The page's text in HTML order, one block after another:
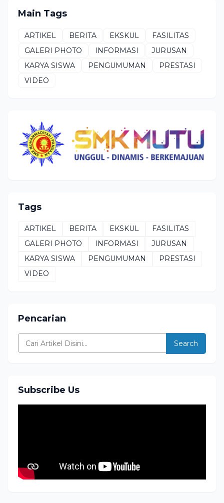
Main Tags
ARTIKEL BERITA EKSKUL
FASILITAS
GALERI PHOTO
INFORMASI
JURUSAN
KARYA SISWA
PENGUMUMAN
PRESTASI
VIDEO
Tags
ARTIKEL BERITA EKSKUL
FASILITAS
GALERI PHOTO
INFORMASI
JURUSAN
KARYA SISWA
PENGUMUMAN
PRESTASI
VIDEO
Pencarian
Search
Subscribe Us